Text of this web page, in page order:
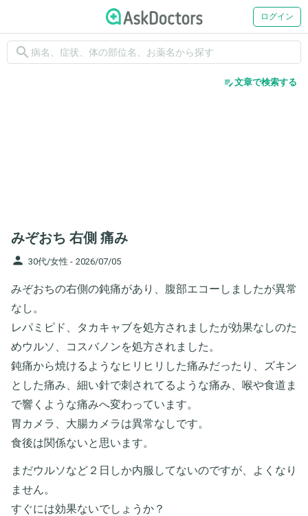
ログイン
search
edit_note文章で検索する
みぞおち 右側 痛み
person 30代/女性 - 2026/07/05
みぞおちの右側の鈍痛があり、腹部エコーしましたが異常
なし。
レパミピド、タカキャブを処方されましたが効果なしのた
めウルソ、コスバノンを処方されました。
鈍痛から焼けるようなヒリヒリした痛みだったり、ズキン
とした痛み、細い針で刺されてるような痛み、喉や食道ま
で響くような痛みへ変わっています。
胃カメラ、大腸カメラは異常なしです。
食後は関係ないと思います。
まだウルソなど２日しか内服してないのですが、よくなり
ません。
すぐには効果ないでしょうか？